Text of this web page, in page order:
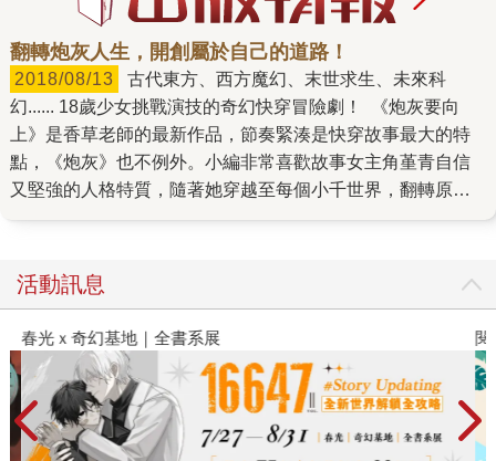
翻轉炮灰人生，開創屬於自己的道路！
2018/08/13
幻...... 18歲少女挑戰演技的奇幻快穿冒險劇！ 《炮灰要向
上》是香草老師的最新作品，節奏緊湊是快穿故事最大的特
點，《炮灰》也不例外。小編非常喜歡故事女主角堇青自信
又堅強的人格特質，隨著她穿越至每個小千世界，翻轉原主
的創作可都不是簡單的事情，且看香草老師細談《炮灰要向
上》的創作想法。 Q1：《炮灰要向上》是一個怎樣的故事
呢？故事的靈感與發想從何而來？創作過程中遇到的最大挑
戰是？ 《炮灰要向上》是一個主角穿越成故事中的炮灰，自
強自立的故事。 我覺得命運並不是一成不變的，讓原本應成
為失敗者的人做出不同的選擇與改變，也許便能夠迎向美好
的將來。因此便想寫一個明明有著註定悲慘的未來，可是換
活動訊息
春光ｘ奇幻基地｜全書系展 閱